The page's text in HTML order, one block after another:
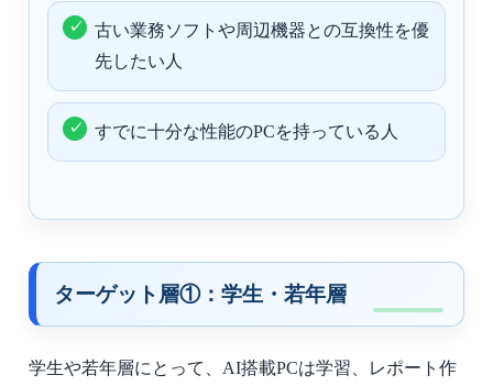
古い業務ソフトや周辺機器との互換性を優
先したい人
すでに十分な性能のPCを持っている人
ターゲット層①：学生・若年層
学生や若年層にとって、AI搭載PCは学習、レポート作